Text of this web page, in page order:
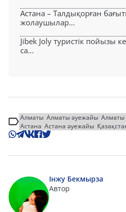
Астана – Талдықорған
жолаушылар...
Jibek Joly туристік пойызы
са...
Алматы Алматы әуежайы Алматы
Астана Астана әуежайы
Інжу Бекмырза
Автор